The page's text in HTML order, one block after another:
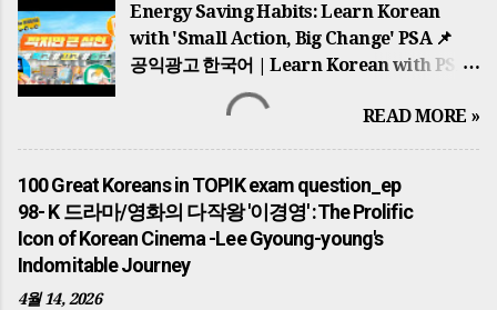
한반도의 역사는 단군왕검 이 고조선을
건국하면서 시작되었습니다. '홍익인간'이라는
건국 이념은 오늘날까지 한국인의 정신적
지표가 되고 있습니다. 이후 고구려의 동명성왕
(주몽), 백제의 온조왕 , 신라의 박혁거세 는
각기 알에서 태어났다는 신비로운 탄생 설화를
가지고 각국을 세웠습니다. 가야의 김수로왕
역시 구지봉에서 내려온 황금 알을 통해 왕이
되었으며, 이들은 모두 하늘의 뜻을 받아
국가를 다스리기 시작했습니다. The history
Energy Saving Habits: Learn Korean
with 'Small Action, Big Change' PSA 📌
공익광고 한국어 | Learn Korean with PSA
귀찮지만 큰 동참: 에너지 절약 습관 기르기 A
Little Bother, A Big Participation: Energy
Saving Habits 🌍 배경 지식: 왜 에너지
절약인가? (Historical Background) 이
광고는 단순한 환경 보호를 넘어, 중동 전쟁
(Middle East War) 으로 인한 글로벌 에너지
위기와 자원 안보의 중요성을 배경으로 합니다.
한국은 에너지의 대부분을 수입에 의존하기
READ MORE »
100 Great Koreans in TOPIK exam question_ep
98- K 드라마/영화의 다작왕 '이경영' :The Prolific
Icon of Korean Cinema -Lee Gyoung-young's
Indomitable Journey
4월 14, 2026